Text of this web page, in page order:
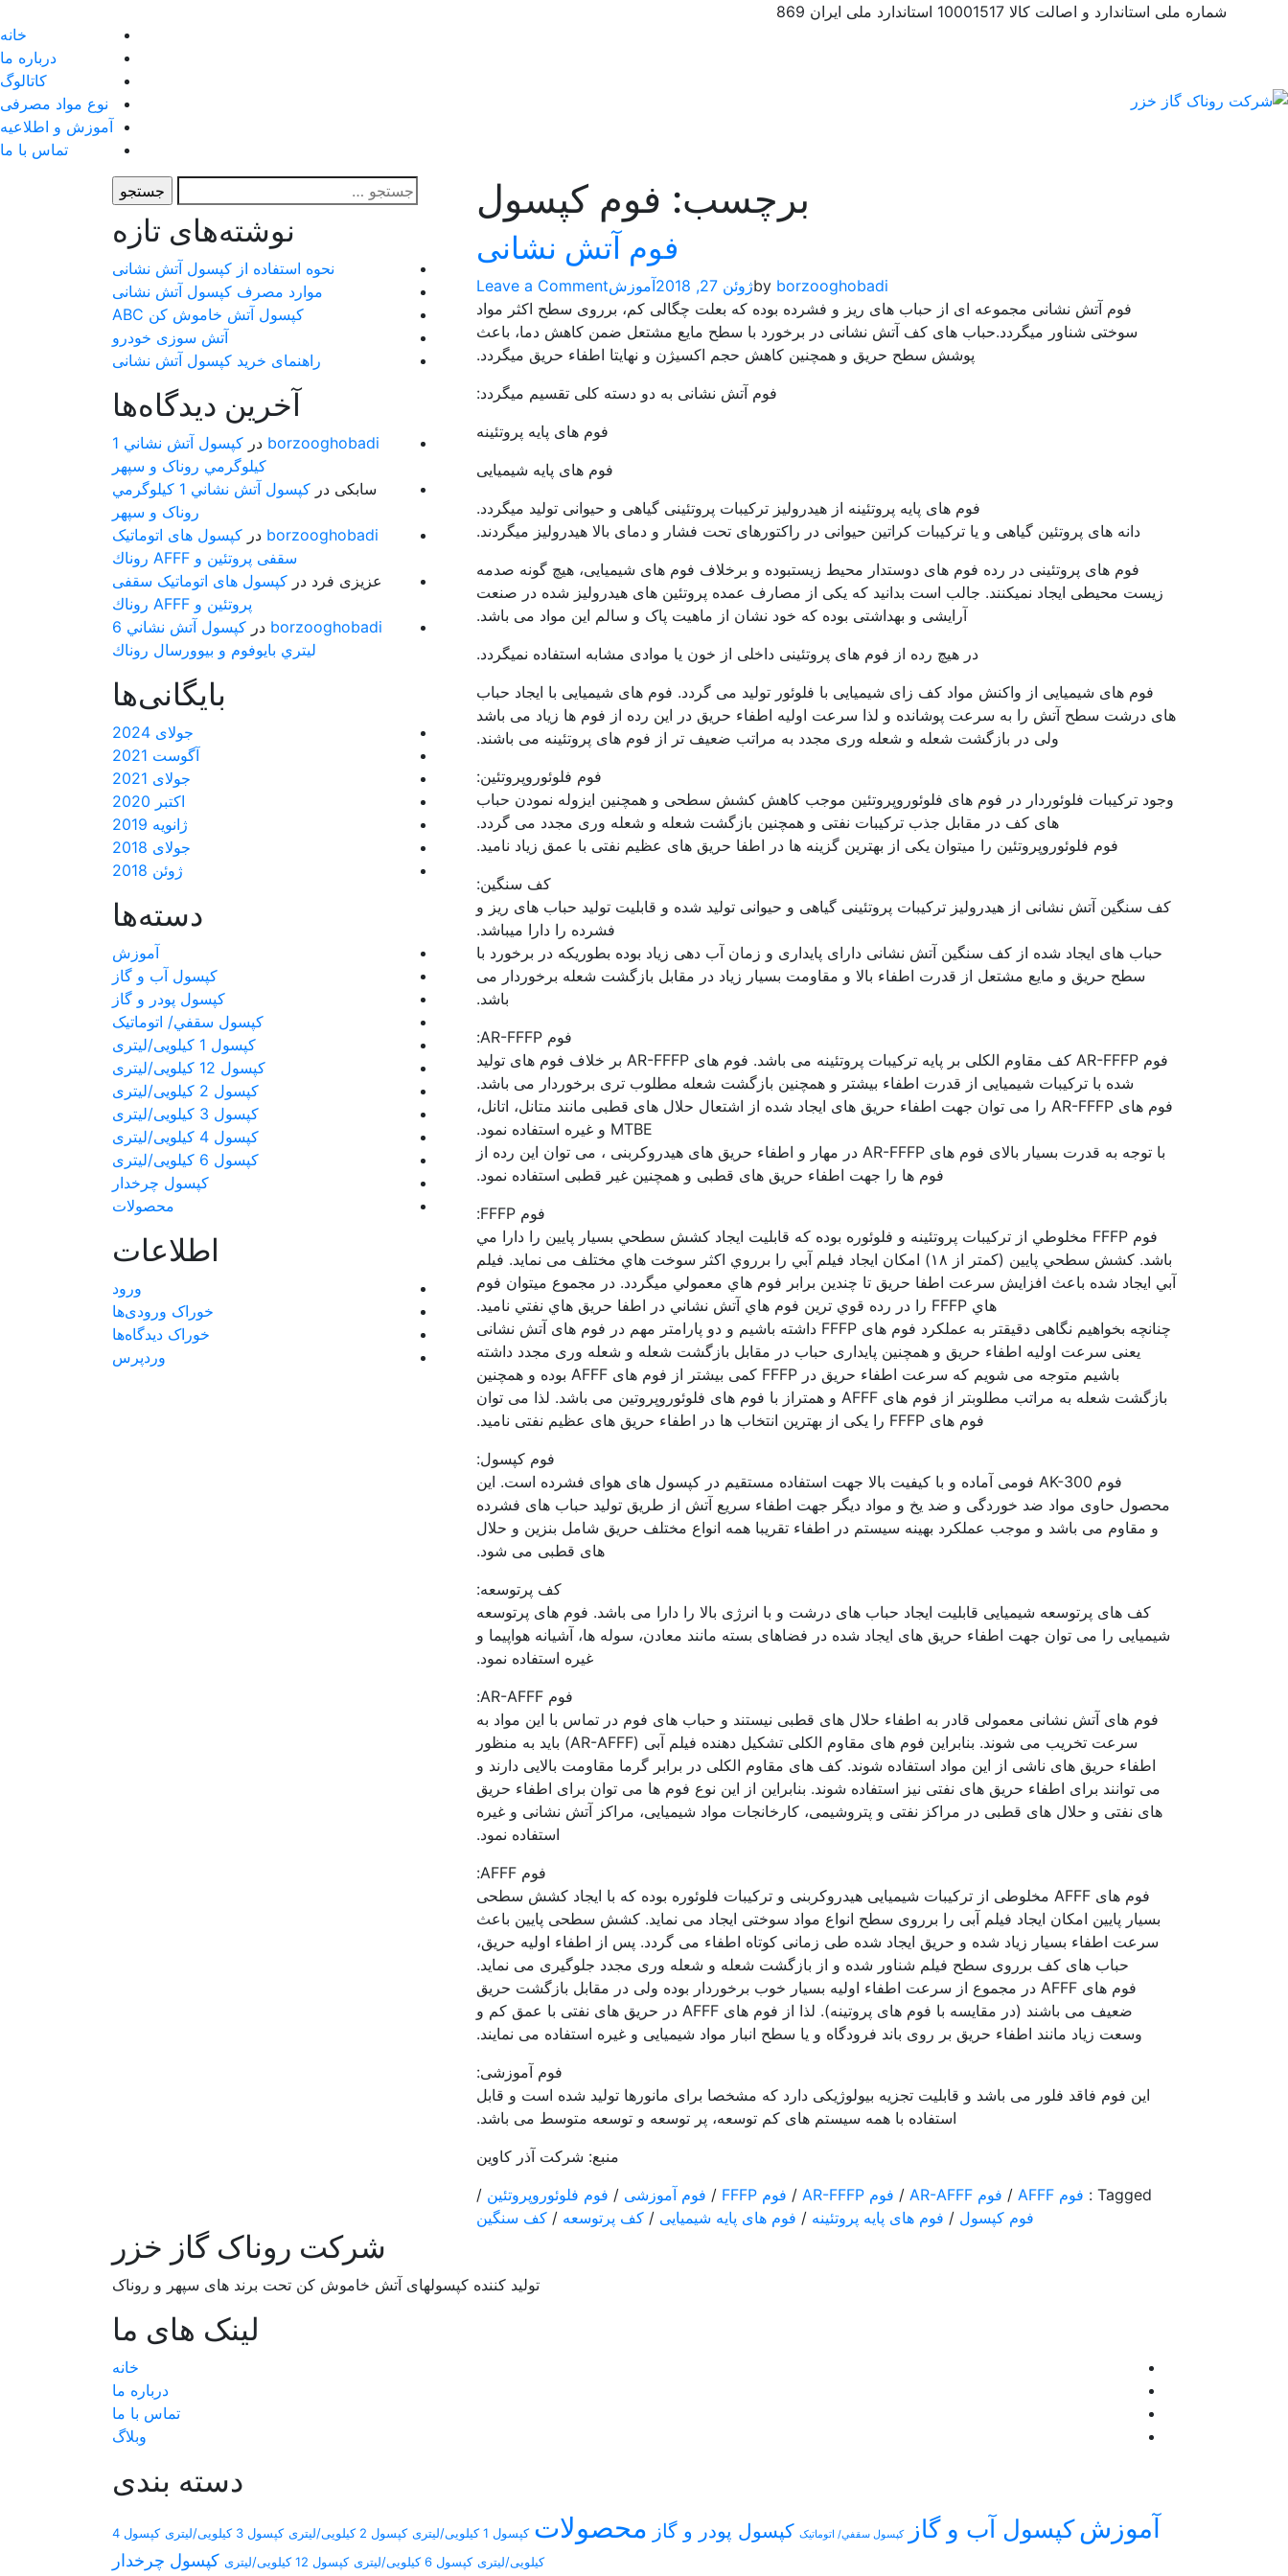
شماره ملی استاندارد و اصالت کالا 10001517
استاندارد ملی ایران 869
خانه
درباره ما
کاتالوگ
نوع مواد مصرفی
آموزش و اطلاعیه
تماس با ما
برچسب: فوم کپسول
فوم آتش نشانی
by borzooghobadi ژوئن 27, 2018 آموزشLeave a Comment
فوم آتش نشانی مجموعه ای از حباب های ریز و فشرده بوده که بعلت چگالی کم، برروی سطح اکثر مواد
سوختی شناور میگردد.حباب های کف آتش نشانی در برخورد با سطح مایع مشتعل ضمن کاهش دما، باعث
پوشش سطح حریق و همچنین کاهش حجم اکسیژن و نهایتا اطفاء حریق میگردد.
فوم آتش نشانی به دو دسته کلی تقسیم میگردد:
فوم های پایه پروتئینه
فوم های پایه شیمیایی
فوم های پایه پروتئینه از هیدرولیز ترکیبات پروتئینی گیاهی و حیوانی تولید میگردد.
دانه های پروتئین گیاهی و یا ترکیبات کراتین حیوانی در راکتورهای تحت فشار و دمای بالا هیدرولیز میگردند.
فوم های پروتئینی در رده فوم های دوستدار محیط زیستبوده و برخلاف فوم های شیمیایی، هیچ گونه صدمه
زیست محیطی ایجاد نمیکنند. جالب است بدانید که یکی از مصارف عمده پروتئین های هیدرولیز شده در صنعت
آرایشی و بهداشتی بوده که خود نشان از ماهیت پاک و سالم این مواد می باشد.
در هیچ رده از فوم های پروتئینی داخلی از خون یا موادی مشابه استفاده نمیگردد.
فوم های شیمیایی از واکنش مواد کف زای شیمیایی با فلوئور تولید می گردد. فوم های شیمیایی با ایجاد حباب
های درشت سطح آتش را به سرعت پوشانده و لذا سرعت اولیه اطفاء حریق در این رده از فوم ها زیاد می باشد
ولی در بازگشت شعله و شعله وری مجدد به مراتب ضعیف تر از فوم های پروتئینه می باشند.
فوم فلوئوروپروتئین:
وجود ترکیبات فلوئوردار در فوم های فلوئوروپروتئین موجب کاهش کشش سطحی و همچنین ایزوله نمودن حباب
های کف در مقابل جذب ترکیبات نفتی و همچنین بازگشت شعله و شعله وری مجدد می گردد.
فوم فلوئوروپروتئین را میتوان یکی از بهترین گزینه ها در اطفا حریق های عظیم نفتی با عمق زیاد نامید.
کف سنگین:
کف سنگین آتش نشانی از هیدرولیز ترکیبات پروتئینی گیاهی و حیوانی تولید شده و قابلیت تولید حباب های ریز و
فشرده را دارا میباشد.
حباب های ایجاد شده از کف سنگین آتش نشانی دارای پایداری و زمان آب دهی زیاد بوده بطوریکه در برخورد با
سطح حریق و مایع مشتعل از قدرت اطفاء بالا و مقاومت بسیار زیاد در مقابل بازگشت شعله برخوردار می
باشد.
فوم AR-FFFP:
فوم AR-FFFP کف مقاوم الکلی بر پایه ترکیبات پروتئینه می باشد. فوم های AR-FFFP بر خلاف فوم های تولید
شده با ترکیبات شیمیایی از قدرت اطفاء بیشتر و همچنین بازگشت شعله مطلوب تری برخوردار می باشد.
فوم های AR-FFFP را می توان جهت اطفاء حریق های ایجاد شده از اشتعال حلال های قطبی مانند متانل، اتانل،
MTBE و غیره استفاده نمود.
با توجه به قدرت بسیار بالای فوم های AR-FFFP در مهار و اطفاء حریق های هیدروکربنی ، می توان این رده از
فوم ها را جهت اطفاء حریق های قطبی و همچنین غیر قطبی استفاده نمود.
فوم FFFP:
فوم FFFP مخلوطي از تركيبات پروتئينه و فلوئوره بوده كه قابليت ايجاد كشش سطحي بسيار پايين را دارا مي
باشد. كشش سطحي پايين (كمتر از ١٨) امكان ايجاد فيلم آبي را برروي اكثر سوخت هاي مختلف می نماید. فيلم
آبي ايجاد شده باعث افزايش سرعت اطفا حريق تا چندين برابر فوم هاي معمولي ميگردد. در مجموع ميتوان فوم
هاي FFFP را در رده قوي ترين فوم هاي آتش نشاني در اطفا حريق هاي نفتي ناميد.
چنانچه بخواهیم نگاهی دقیقتر به عملکرد فوم های FFFP داشته باشیم و دو پارامتر مهم در فوم های آتش نشانی
یعنی سرعت اولیه اطفاء حریق و همچنین پایداری حباب در مقابل بازگشت شعله و شعله وری مجدد داشته
باشیم متوجه می شویم که سرعت اطفاء حریق در FFFP کمی بیشتر از فوم های AFFF بوده و همچنین
بازگشت شعله به مراتب مطلوبتر از فوم های AFFF و همتراز با فوم های فلوئوروپروتین می باشد. لذا می توان
فوم های FFFP را یکی از بهترین انتخاب ها در اطفاء حریق های عظیم نفتی نامید.
فوم کپسول:
فوم AK-300 فومی آماده و با کیفیت بالا جهت استفاده مستقیم در کپسول های هوای فشرده است. این
محصول حاوی مواد ضد خوردگی و ضد یخ و مواد دیگر جهت اطفاء سریع آتش از طریق تولید حباب های فشرده
و مقاوم می باشد و موجب عملکرد بهینه سیستم در اطفاء تقریبا همه انواع مختلف حریق شامل بنزین و حلال
های قطبی می شود.
کف پرتوسعه:
کف های پرتوسعه شیمیایی قابلیت ایجاد حباب های درشت و با انرژی بالا را دارا می باشد. فوم های پرتوسعه
شیمیایی را می توان جهت اطفاء حریق های ایجاد شده در فضاهای بسته مانند معادن، سوله ها، آشیانه هواپیما و
غیره استفاده نمود.
فوم AR-AFFF:
فوم های آتش نشانی معمولی قادر به اطفاء حلال های قطبی نیستند و حباب های فوم در تماس با این مواد به
سرعت تخریب می شوند. بنابراین فوم های مقاوم الکلی تشکیل دهنده فیلم آبی (AR-AFFF) باید به منظور
اطفاء حریق های ناشی از این مواد استفاده شوند. کف های مقاوم الکلی در برابر گرما مقاومت بالایی دارند و
می توانند برای اطفاء حریق های نفتی نیز استفاده شوند. بنابراین از این نوع فوم ها می توان برای اطفاء حریق
های نفتی و حلال های قطبی در مراکز نفتی و پتروشیمی، کارخانجات مواد شیمیایی، مراکز آتش نشانی و غیره
استفاده نمود.
فوم AFFF:
فوم های AFFF مخلوطی از ترکیبات شیمیایی هیدروکربنی و ترکیبات فلوئوره بوده که با ایجاد کشش سطحی
بسیار پایین امکان ایجاد فیلم آبی را برروی سطح انواع مواد سوختی ایجاد می نماید. کشش سطحی پایین باعث
سرعت اطفاء بسیار زیاد شده و حریق ایجاد شده طی زمانی کوتاه اطفاء می گردد. پس از اطفاء اولیه حریق،
حباب های کف برروی سطح فیلم شناور شده و از بازگشت شعله و شعله وری مجدد جلوگیری می نماید.
فوم های AFFF در مجموع از سرعت اطفاء اولیه بسیار خوب برخوردار بوده ولی در مقابل بازگشت حریق
ضعیف می باشند (در مقایسه با فوم های پروتینه). لذا از فوم های AFFF در حریق های نفتی با عمق کم و
وسعت زیاد مانند اطفاء حریق بر روی باند فرودگاه و یا سطح انبار مواد شیمیایی و غیره استفاده می نمایند.
فوم آموزشی:
این فوم فاقد فلور می باشد و قابلیت تجزیه بیولوژیکی دارد که مشخصا برای مانورها تولید شده است و قابل
استفاده با همه سیستم های کم توسعه، پر توسعه و توسعه متوسط می باشد.
منبع: شركت آذر كاوين
Tagged :
فوم AFFF / فوم AR-AFFF / فوم AR-FFFP / فوم FFFP / فوم آموزشی / فوم فلوئوروپروتئین /
فوم کپسول / فوم های پایه پروتئینه / فوم های پایه شیمیایی / کف پرتوسعه / کف سنگین
جستجو
برای:
نوشته‌های تازه
نحوه استفاده از کپسول آتش نشانی
موارد مصرف کپسول آتش نشانی
کپسول آتش خاموش کن ABC
آتش سوزی خودرو
راهنمای خرید کپسول آتش نشانی
آخرین دیدگاه‌ها
borzooghobadi در
كپسول آتش نشاني 1
كيلوگرمي روناک و سپهر
سابکی در
كپسول آتش نشاني 1 كيلوگرمي
روناک و سپهر
borzooghobadi در کپسول های اتوماتیک
سقفی پروتئین و AFFF روناك
عزیزی فرد در کپسول های اتوماتیک سقفی
پروتئین و AFFF روناك
borzooghobadi در
كپسول آتش نشاني 6
ليتري بایوفوم و بیوورسال روناك
بایگانی‌ها
جولای 2024
آگوست 2021
جولای 2021
اکتبر 2020
ژانویه 2019
جولای 2018
ژوئن 2018
دسته‌ها
آموزش
كپسول آب و گاز
كپسول پودر و گاز
كپسول سقفي/ اتوماتیک
کپسول 1 کیلویی/لیتری
کپسول 12 کیلویی/لیتری
کپسول 2 کیلویی/لیتری
کپسول 3 کیلویی/لیتری
کپسول 4 کیلویی/لیتری
کپسول 6 کیلویی/لیتری
کپسول چرخدار
محصولات
اطلاعات
ورود
خوراک ورودی‌ها
خوراک دیدگاه‌ها
وردپرس
شرکت روناک گاز خزر
تولید کننده کپسولهای آتش خاموش کن تحت برند های سپهر و روناک
لینک های ما
خانه
درباره ما
تماس با ما
وبلاگ
دسته بندی
آموزشكپسول آب و گاز كپسول سقفي/ اتوماتیک كپسول پودر و گاز محصولات کپسول 1 کیلویی/لیتری کپسول 2 کیلویی/لیتری کپسول 3 کیلویی/لیتری
کپسول 4
کیلویی/لیتری کپسول 6 کیلویی/لیتری کپسول 12 کیلویی/لیتری کپسول چرخدار